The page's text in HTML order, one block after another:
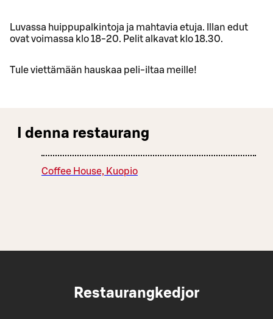
Luvassa huippupalkintoja ja mahtavia etuja. Illan edut
ovat voimassa klo 18-20. Pelit alkavat klo 18.30.
Tule viettämään hauskaa peli-iltaa meille!
I denna restaurang
Coffee House, Kuopio
Restaurangkedjor